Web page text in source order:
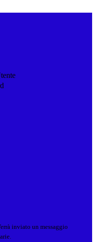
inviato un messaggio